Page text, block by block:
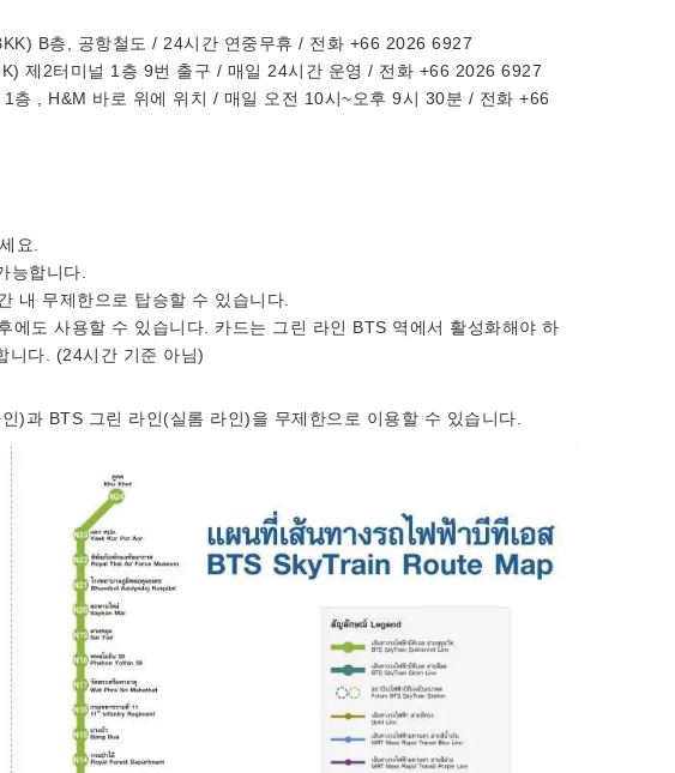
B층, 공항철도 / 24시간 연중무휴 / 전화 +66 2026 6927
제2터미널 1층 9번 출구 / 매일 24시간 운영 / 전화 +66 2026 6927
층 , H&M 바로 위에 위치 / 매일 오전 10시~오후 9시 30분 / 전화 +66
요.
능합니다.
내 무제한으로 탑승할 수 있습니다.
에도 사용할 수 있습니다. 카드는 그린 라인 BTS 역에서 활성화해야 하
니다. (24시간 기준 아님)
)과 BTS 그린 라인(실롬 라인)을 무제한으로 이용할 수 있습니다.